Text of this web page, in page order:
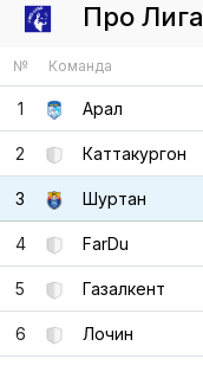
Про Лига
№ Команда
1 Арал
2 Каттакургон
3 Шуртан
4 FarDu
5 Газалкент
6 Лочин